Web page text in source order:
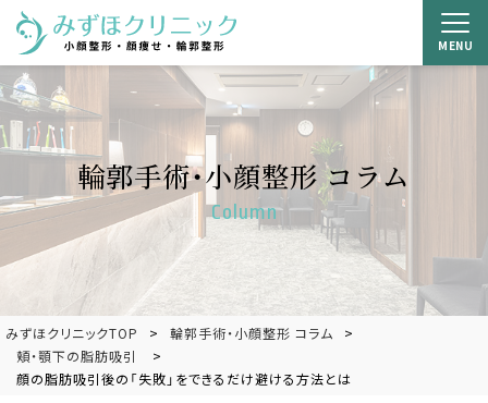
MENU
輪郭手術・小顔整形 コラム
Column
みずほクリニックTOP
輪郭手術・小顔整形 コラム
頬・顎下の脂肪吸引
顔の脂肪吸引後の「失敗」をできるだけ避ける方法とは